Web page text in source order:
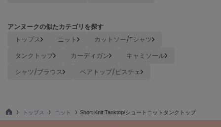
Onitsuka Tiger
オニツカ タイガー
オルグ
アンヌークの似たカテゴリを探す
トップス ニット
カットソー/Tシャツ
タンクトップ
カーディガン
キャミソール
シャツ/ブラウス
ベアトップ/ビスチェ
TO
トップス ニット Short Knit Tanktop/ショートニットタンクトップ